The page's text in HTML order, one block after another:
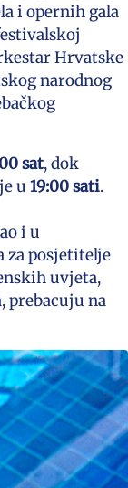
i opernih gala
Hrvatske
narodnog
sat, dok
u 19:00 sati.
i u
za posjetitelje
uvjeta,
prebacuju na